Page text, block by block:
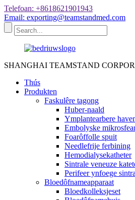
Telefoan: +8618621901943
Email: exporting@teamstandmed.com
SHANGHAI TEAMSTAND
Thús
Produkten
Faskulêre tagong
Huber-naald
Ymplantearbere
Embolyske
Foarôffolle spuit
Needlefrije ferbining
Hemodialysekatheter
Sintrale veneuze
Perifeer ynfoege
Bloedôfnameapparaat
Bloedkolleksjeset